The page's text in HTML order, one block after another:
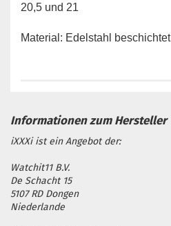
20,5 und 21
Material: Edelstahl beschichtet
iXXXi ist ein Angebot der:
Watchit11 B.V.
De Schacht 15
5107 RD Dongen
Niederlande